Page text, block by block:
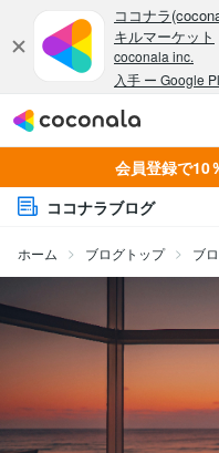
会員登録で10
ココナラブログ
ホーム ブログトップ ブ